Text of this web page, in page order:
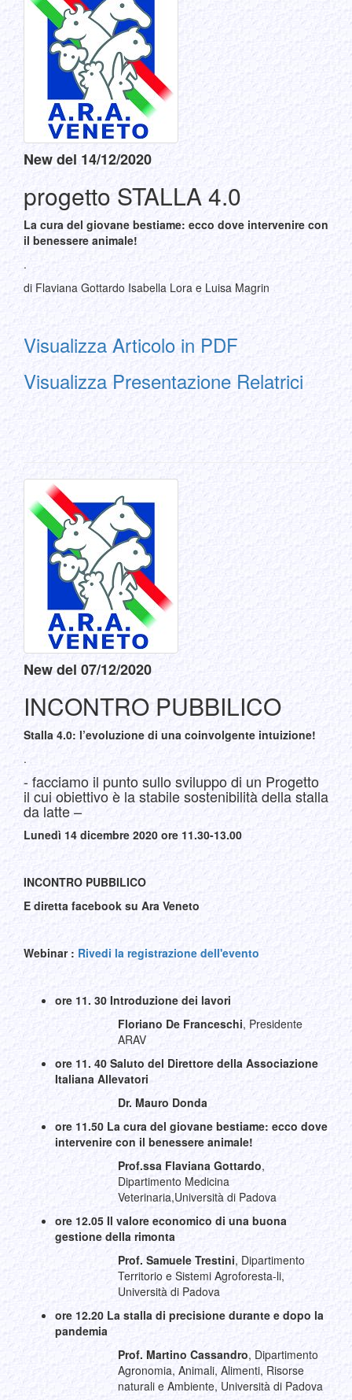
New del 14/12/2020
progetto STALLA 4.0
La cura del giovane bestiame: ecco dove intervenire con
il benessere animale!
.
di Flaviana Gottardo Isabella Lora e Luisa Magrin
Visualizza Articolo in PDF
Visualizza Presentazione Relatrici
New del 07/12/2020
INCONTRO PUBBILICO
Stalla 4.0: l’evoluzione di una coinvolgente intuizione!
.
- facciamo il punto sullo sviluppo di un Progetto
il cui obiettivo è la stabile sostenibilità della stalla
da latte –
Lunedì 14 dicembre 2020 ore 11.30-13.00
INCONTRO PUBBILICO
E diretta facebook su Ara Veneto
Webinar : Rivedi la registrazione dell'evento
ore 11. 30Introduzione dei lavori
Floriano De Franceschi, Presidente
ARAV
ore 11. 40Saluto del Direttore della Associazione
Italiana Allevatori
Dr. Mauro Donda
ore 11.50 La cura del giovane bestiame: ecco dove
intervenire con il benessere animale!
Prof.ssa Flaviana Gottardo,
Dipartimento Medicina
Veterinaria,Università di Padova
ore 12.05 Il valore economico di una buona
gestione della rimonta
Prof. Samuele Trestini, Dipartimento
Territorio e Sistemi Agroforesta-li,
Università di Padova
ore 12.20 La stalla di precisione durante e dopo la
pandemia
Prof. Martino Cassandro, Dipartimento
Agronomia, Animali, Alimenti, Risorse
naturali e Ambiente, Università di Padova